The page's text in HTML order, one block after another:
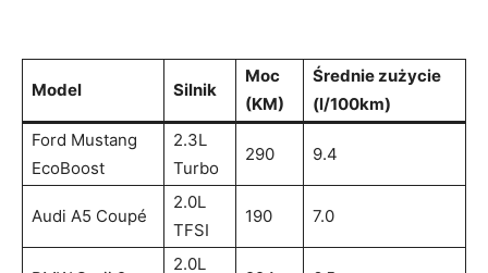
Model Silnik
Moc
(KM)
Średnie zużycie
(l/100km)
Ford Mustang
EcoBoost
2.3L
Turbo
290 9.4
Audi⁣ A5 Coupé
2.0L
TFSI
190 7.0
2.0L